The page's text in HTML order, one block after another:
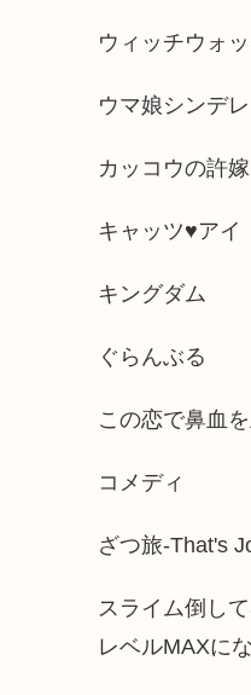
ウィッチウォ
ウマ娘シンデ
カッコウの許嫁
キャッツ♥アイ
キングダム
ぐらんぶる
この恋で鼻血
コメディ
ざつ旅-That's
スライム倒し
レベルMAXに